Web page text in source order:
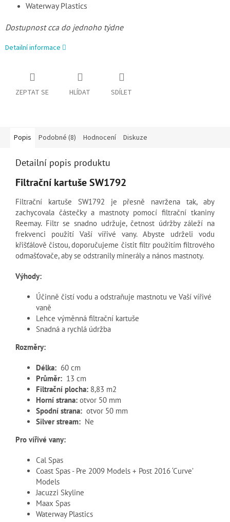
Waterway Plastics
Dostupnost cca do jednoho týdne
Detailní informace
ZEPTAT SE HLÍDAT SDÍLET
Popis Podobné (8) Hodnocení Diskuze
Detailní popis produktu
Filtrační kartuše SW1792
Filtrační kartuše SW1792 je přesně navržena tak, aby
zachycovala částečky a mastnoty pomocí filtrační tkaniny
Reemay. Filtr se snadno udržuje, četnost údržby záleží na
frekvenci použití Vaší vířivé vany. Abyste udrželi vodu
křišťálově čistou, doporučujeme čistit filtr použitím filtrového
odmašťovače, aby se odstranily minerály a nános mastnoty.
Výhody:
Účinně čistí vodu a odstraňuje mastnotu ve Vaší vířivé
vaně
Lehce výměnná filtrační kartuše
Snadná a rychlá údržba
Rozměry:
Délka: 60 cm
Průměr: 13 cm
Filtrační plocha: 8,83 m2
Horní strana: otvor 50 mm
Spodní strana: otvor 50 mm
Silver stream: Ne
Pro vířivé vany:
Cal Spas
Coast Spas - Pre 2009 Models + Post 2016 ‘Curve’
Models
Jacuzzi Skyline
Maax Spas
Waterway Plastics